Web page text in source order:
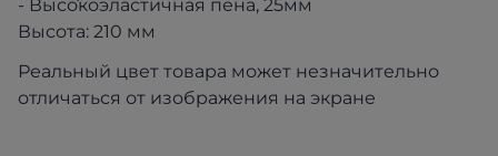
- Высокоэластичная пена, 25мм
Высота: 210 мм
Реальный цвет товара может незначительно
отличаться от изображения на экране